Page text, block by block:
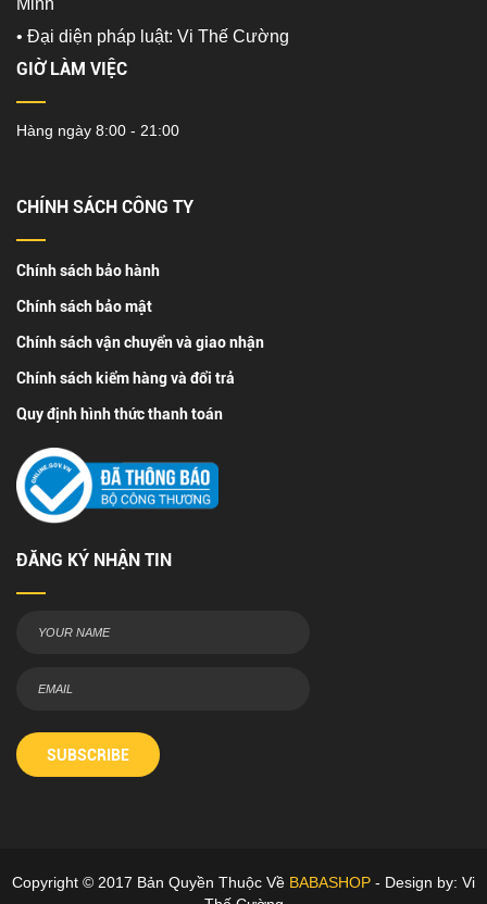
Minh
• Đại diện pháp luật: Vi Thế Cường
GIỜ LÀM VIỆC
Hàng ngày 8:00 - 21:00
CHÍNH SÁCH CÔNG TY
Chính sách bảo hành
Chính sách bảo mật
Chính sách vận chuyển và giao nhận
Chính sách kiểm hàng và đổi trả
Quy định hình thức thanh toán
ĐĂNG KÝ NHẬN TIN
SUBSCRIBE
Copyright © 2017 Bản Quyền Thuộc Về BABASHOP - Design by: Vi